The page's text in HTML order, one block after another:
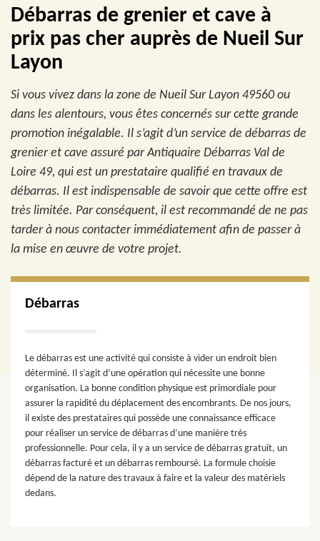
Débarras de grenier et cave à
prix pas cher auprès de Nueil Sur
Layon
Si vous vivez dans la zone de Nueil Sur Layon 49560 ou
dans les alentours, vous êtes concernés sur cette grande
promotion inégalable. Il s’agit d’un service de débarras de
grenier et cave assuré par Antiquaire Débarras Val de
Loire 49, qui est un prestataire qualifié en travaux de
débarras. Il est indispensable de savoir que cette offre est
très limitée. Par conséquent, il est recommandé de ne pas
tarder à nous contacter immédiatement afin de passer à
la mise en œuvre de votre projet.
Débarras
Le débarras est une activité qui consiste à vider un endroit bien
déterminé. Il s’agit d’une opération qui nécessite une bonne
organisation. La bonne condition physique est primordiale pour
assurer la rapidité du déplacement des encombrants. De nos jours,
il existe des prestataires qui possède une connaissance efficace
pour réaliser un service de débarras d’une manière très
professionnelle. Pour cela, il y a un service de débarras gratuit, un
débarras facturé et un débarras remboursé. La formule choisie
dépend de la nature des travaux à faire et la valeur des matériels
dedans.